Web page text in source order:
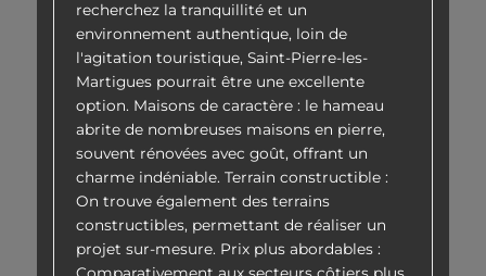
recherchez la tranquillité et un
environnement authentique, loin de
l'agitation touristique, Saint-Pierre-les-
Martigues pourrait être une excellente
option. Maisons de caractère : le hameau
abrite de nombreuses maisons en pierre,
souvent rénovées avec goût, offrant un
charme indéniable. Terrain constructible :
On trouve également des terrains
constructibles, permettant de réaliser un
projet sur-mesure. Prix plus abordables :